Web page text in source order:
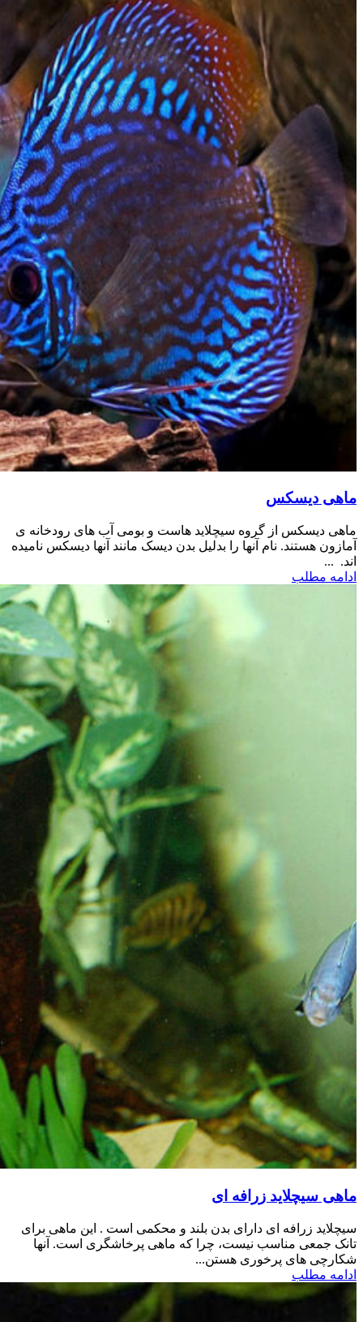
ماهی دیسکس
ماهی دیسکس از گروه سیچلاید هاست و بومی آب های رودخانه ی
آمازون هستند. نام آنها را بدلیل بدن دیسک مانند آنها دیسکس نامیده
اند. ...
ادامه مطلب
ماهی سیچلاید زرافه ای
سیچلاید زرافه ای دارای بدن بلند و محکمی است . این ماهی برای
تانک جمعی مناسب نیست، چرا که ماهی پرخاشگری است. آنها
شکارچی های پرخوری هستن...
ادامه مطلب